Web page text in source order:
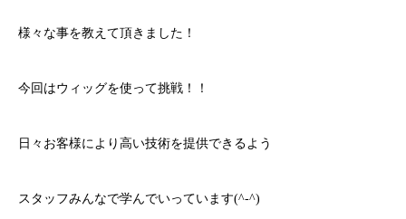
様々な事を教えて頂きました！
今回はウィッグを使って挑戦！！
日々お客様により高い技術を提供できるよう
スタッフみんなで学んでいっています(^-^)